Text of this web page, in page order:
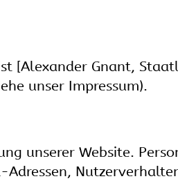
[Alexander Gnant,
unser Impressum).
unserer Website.
Adressen,